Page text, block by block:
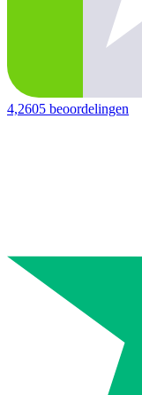
4,2605 beoordelingen